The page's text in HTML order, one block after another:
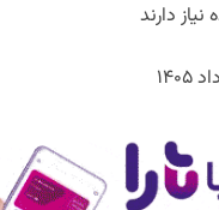
دارند